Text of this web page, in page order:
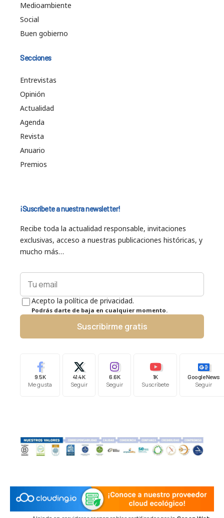
Medioambiente
Social
Buen gobierno
Secciones
Entrevistas
Opinión
Actualidad
Agenda
Revista
Anuario
Premios
¡Suscríbete a nuestra newsletter!
Recibe toda la actualidad responsable, invitaciones
exclusivas, acceso a nuestras publicaciones históricas, y
mucho más…
Acepto la política de privacidad.
Podrás darte de baja en cualquier momento.
Suscribirme gratis
9.5K
Me gusta
41.4K
Seguir
6.6K
Seguir
1K
Suscríbete
Google News
Seguir